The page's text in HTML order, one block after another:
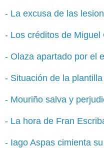
- La excusa de las
- Los créditos de Miguel
- Olaza apartado por el
- Situación de la
- Mouriño salva y
- La hora de Fran
- Iago Aspas cimienta